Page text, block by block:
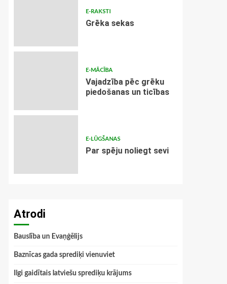
E-RAKSTI
Grēka sekas
E-MĀCĪBA
Vajadzība pēc grēku
piedošanas un ticības
E-LŪGŠANAS
Par spēju noliegt sevi
Atrodi
Bauslība un Evaņģēlijs
Baznīcas gada sprediķi vienuviet
Ilgi gaidītais latviešu sprediķu krājums